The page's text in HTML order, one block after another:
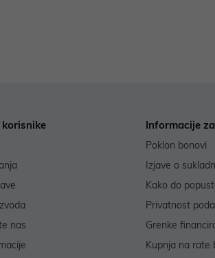
nas
Informacije
Poklon bonovi
Izjave o
Kako do
Privatnost
Grenke
Kupnja na rate